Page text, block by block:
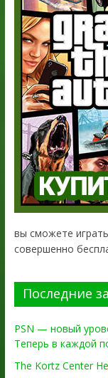
вы сможете
совершенно
Последние
PSN — новый
Теперь в каждой
The Kortz Center